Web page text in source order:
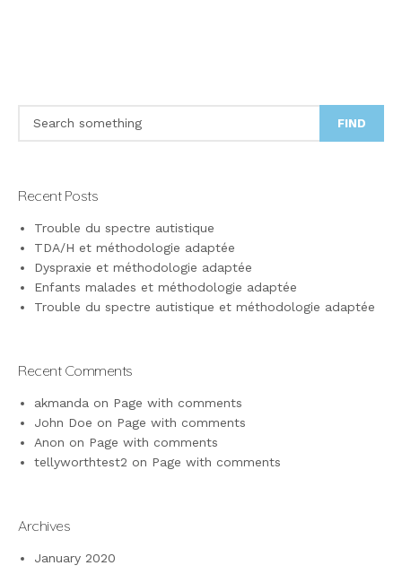
FIND
Recent Posts
Trouble du spectre autistique
TDA/H et méthodologie adaptée
Dyspraxie et méthodologie adaptée
Enfants malades et méthodologie adaptée
Trouble du spectre autistique et méthodologie adaptée
Recent Comments
akmanda on Page with comments
John Doe on Page with comments
Anon on Page with comments
tellyworthtest2 on Page with comments
Archives
January 2020